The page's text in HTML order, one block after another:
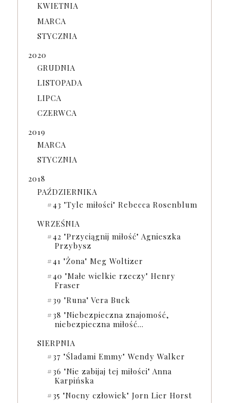
KWIETNIA
MARCA
STYCZNIA
2020
GRUDNIA
LISTOPADA
LIPCA
CZERWCA
2019
MARCA
STYCZNIA
2018
PAŹDZIERNIKA
#43 "Tyle miłości" Rebecca Rosenblum
WRZEŚNIA
#42 "Przyciągnij miłość" Agnieszka
Przybysz
#41 "Żona" Meg Woltizer
#40 "Małe wielkie rzeczy" Henry
Fraser
#39 "Runa" Vera Buck
#38 "Niebezpieczna znajomość,
niebezpieczna miłość...
SIERPNIA
#37 "Śladami Emmy" Wendy Walker
#36 "Nie zabijaj tej miłości" Anna
Karpińska
#35 "Nocny człowiek" Jorn Lier Horst